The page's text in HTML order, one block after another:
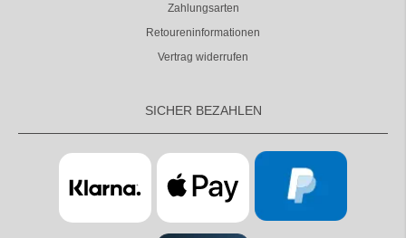
Zahlungsarten
Retoureninformationen
Vertrag widerrufen
SICHER BEZAHLEN